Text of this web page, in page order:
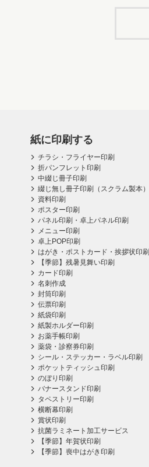
紙に印刷する
チラシ・フライヤー印刷
折パンフレット印刷
中綴じ冊子印刷
綴じ無し冊子印刷（スクラム製本）
資料印刷
ポスター印刷
パネル印刷・卓上パネル印刷
メニュー印刷
卓上POP印刷
はがき・ポストカード・挨拶状印刷
【季節】残暑見舞い印刷
カード印刷
名刺作成
封筒印刷
伝票印刷
紙袋印刷
紙製ホルダー印刷
お薬手帳印刷
薬袋・診察券印刷
シール・ステッカー・ラベル印刷
ポケットティッシュ印刷
のぼり印刷
バナースタンド印刷
タペストリー印刷
横断幕印刷
賞状印刷
抗菌ラミネート加工サービス
【季節】年賀状印刷
【季節】喪中はがき印刷